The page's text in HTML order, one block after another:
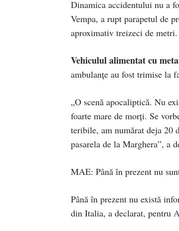
Dinamica accidentului nu a
Vempa, a rupt parapetul de
aproximativ treizeci de metri.
Vehiculul alimentat cu
ambulanţe au fost trimise la
„O scenă apocaliptică. Nu
foarte mare de morţi. Se
teribile, am numărat deja 20
pasarela de la Marghera”, a
MAE: Până în prezent nu
Până în prezent nu există
din Italia, a declarat, pentru